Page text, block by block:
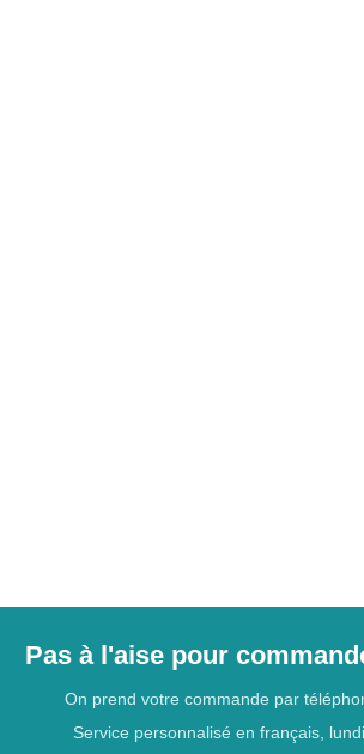
Pas à l'aise pour
On prend votre commande par
Service personnalisé en français,